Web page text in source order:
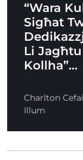
“Wara
Sigħat
Li
Kollha”…
Charlton Cefai
Illum